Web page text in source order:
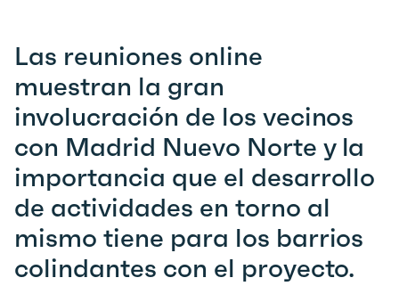
Las reuniones online
muestran la gran
involucración de los vecinos
con Madrid Nuevo Norte y la
importancia que el desarrollo
de actividades en torno al
mismo tiene para los barrios
colindantes con el proyecto.